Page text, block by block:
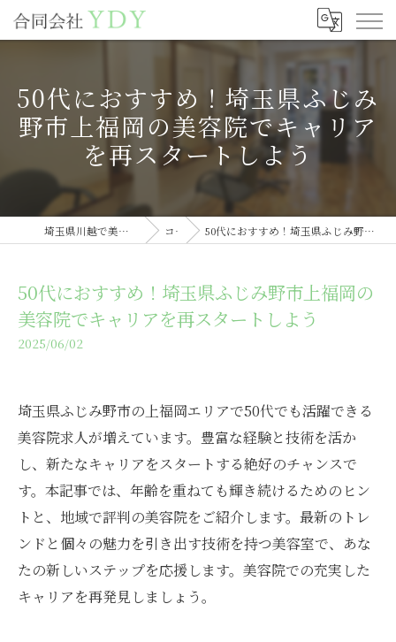
50代におすすめ！埼玉県ふじみ
野市上福岡の美容院でキャリア
を再スタートしよう
埼玉県川越で美容室の求人なら合同会社YDY コラム 50代におすすめ！埼玉県ふじみ野市上福岡の美容院でキャリアを再スタートしよう
50代におすすめ！埼玉県ふじみ野市上福岡の
美容院でキャリアを再スタートしよう
2025/06/02
埼玉県ふじみ野市の上福岡エリアで50代でも活躍できる
美容院求人が増えています。豊富な経験と技術を活か
し、新たなキャリアをスタートする絶好のチャンスで
す。本記事では、年齢を重ねても輝き続けるためのヒン
トと、地域で評判の美容院をご紹介します。最新のトレ
ンドと個々の魅力を引き出す技術を持つ美容室で、あな
たの新しいステップを応援します。美容院での充実した
キャリアを再発見しましょう。